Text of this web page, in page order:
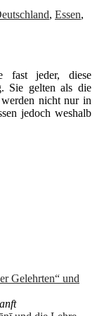
, Essen,
fast jeder, diese
Sie gelten als die
nicht nur in
jedoch weshalb
Gelehrten“ und